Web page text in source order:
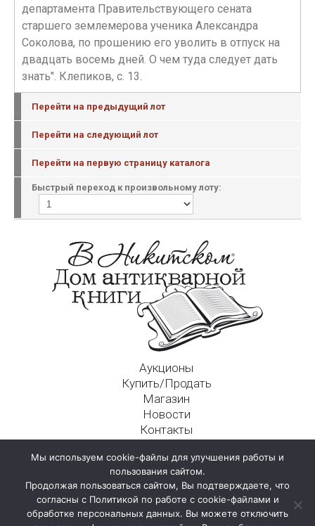
департамента Правительствующего сената
старшего землемерова ученика Александра
Соколова, по прошению его уволить в отпуск на
двадцать восемь дней. О чем туда следует дать
знать". Клепиков, с. 13.
Перейти на предыдущий лот
Перейти на следующий лот
Перейти на первую страницу каталога
Быстрый переход к произвольному лоту:
Аукционы
Купить/Продать
Магазин
Новости
Контакты
125009, г. Москва, Никитский пер., д. 4а, стр. 1
Мы используем cookie-файлы для улучшения работы и
пользования сайтом.
Продолжая пользоваться сайтом, Вы подтверждаете, что
согласны с Политикой по работе с cookie-файлами и
обработке персональных данных. Вы можете отключить